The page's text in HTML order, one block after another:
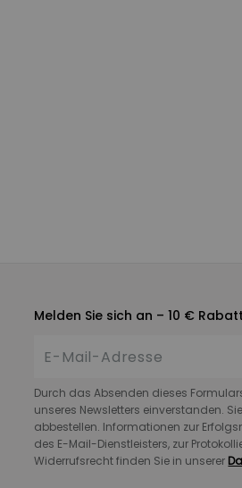
Melden Sie sich an – 10 €
Durch das Absenden dieses
unseres Newsletters einverstanden.
abbestellen. Informationen zur
des E-Mail-Dienstleisters, zur
Widerrufsrecht finden Sie in unserer